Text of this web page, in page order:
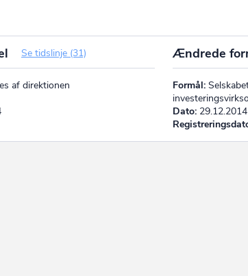
Se tidslinje (31)
af direktionen
Ændrede
Formål:
Dato:29.12.2014